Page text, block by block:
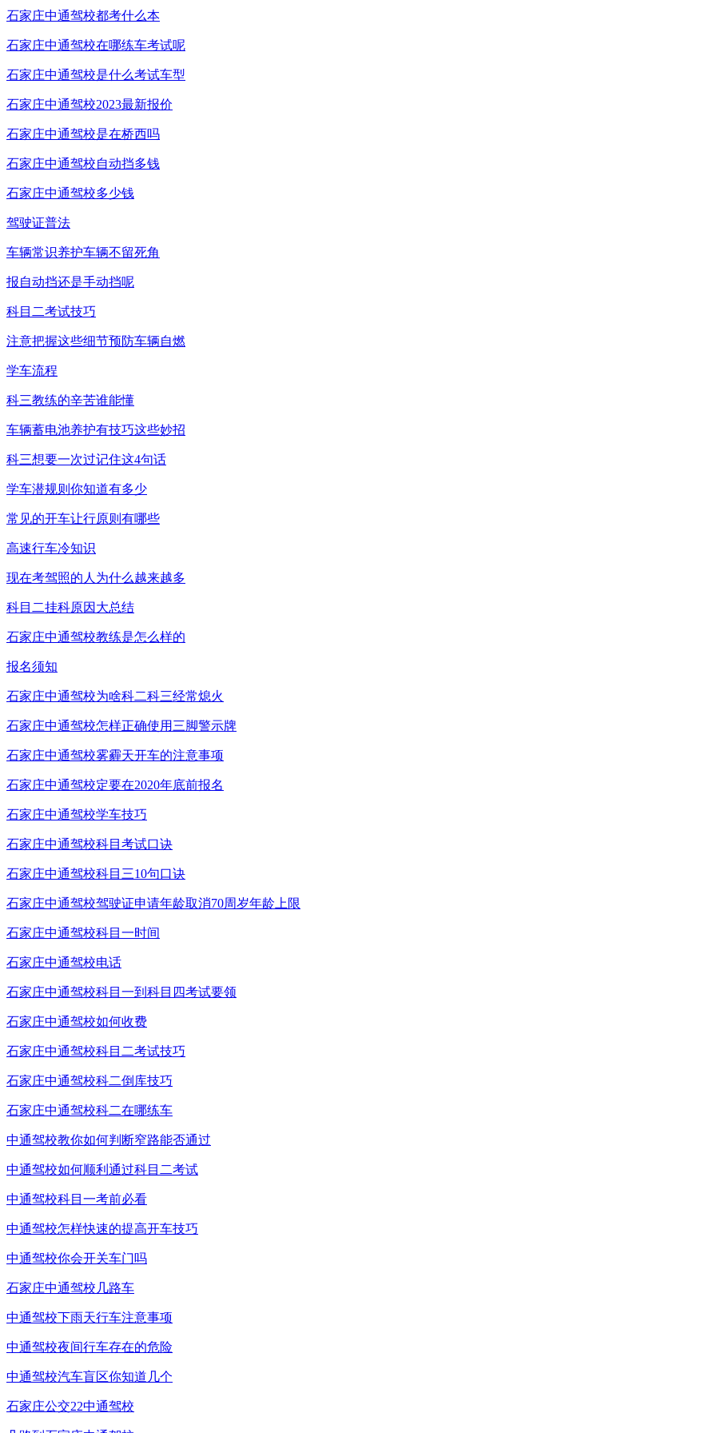
石家庄中通驾校都考什么本
石家庄中通驾校在哪练车考试呢
石家庄中通驾校是什么考试车型
石家庄中通驾校2023最新报价
石家庄中通驾校是在桥西吗
石家庄中通驾校自动挡多钱
石家庄中通驾校多少钱
驾驶证普法
车辆常识养护车辆不留死角
报自动挡还是手动挡呢
科目二考试技巧
注意把握这些细节预防车辆自燃
学车流程
科三教练的辛苦谁能懂
车辆蓄电池养护有技巧这些妙招
科三想要一次过记住这4句话
学车潜规则你知道有多少
常见的开车让行原则有哪些
高速行车冷知识
现在考驾照的人为什么越来越多
科目二挂科原因大总结
石家庄中通驾校教练是怎么样的
报名须知
石家庄中通驾校为啥科二科三经常熄火
石家庄中通驾校怎样正确使用三脚警示牌
石家庄中通驾校雾霾天开车的注意事项
石家庄中通驾校定要在2020年底前报名
石家庄中通驾校学车技巧
石家庄中通驾校科目考试口诀
石家庄中通驾校科目三10句口诀
石家庄中通驾校驾驶证申请年龄取消70周岁年龄上限
石家庄中通驾校科目一时间
石家庄中通驾校电话
石家庄中通驾校科目一到科目四考试要领
石家庄中通驾校如何收费
石家庄中通驾校科目二考试技巧
石家庄中通驾校科二倒库技巧
石家庄中通驾校科二在哪练车
中通驾校教你如何判断窄路能否通过
中通驾校如何顺利通过科目二考试
中通驾校科目一考前必看
中通驾校怎样快速的提高开车技巧
中通驾校你会开关车门吗
石家庄中通驾校几路车
中通驾校下雨天行车注意事项
中通驾校夜间行车存在的危险
中通驾校汽车盲区你知道几个
石家庄公交22中通驾校